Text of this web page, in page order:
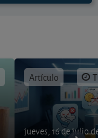
Artículo
jueves, 16 de julio